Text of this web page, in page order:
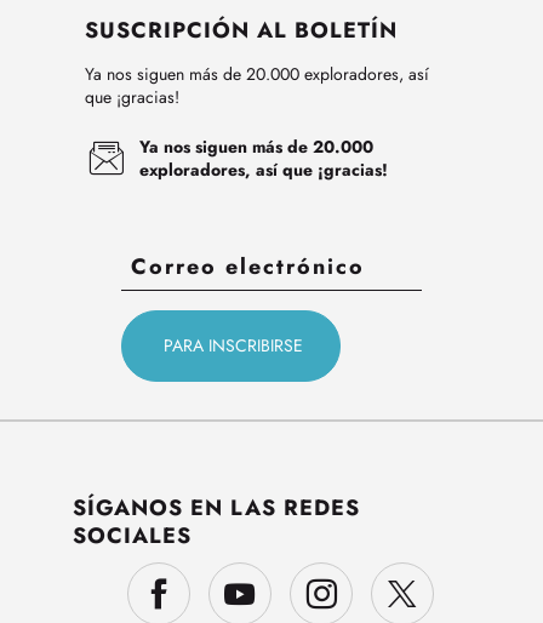
SUSCRIPCIÓN AL BOLETÍN
Ya nos siguen más de 20.000 exploradores, así
que ¡gracias!
Ya nos siguen más de 20.000
exploradores, así que ¡gracias!
SÍGANOS EN LAS REDES
SOCIALES